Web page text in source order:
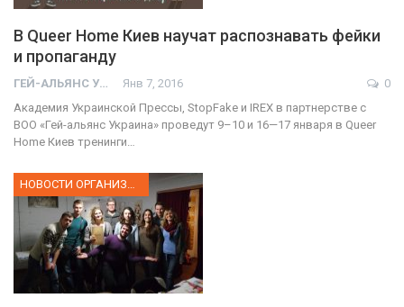
В Queer Home Киев научат распознавать фейки
и пропаганду
ГЕЙ-АЛЬЯНС УКРАИНА Янв 7, 2016
0
Академия Украинской Прессы, StopFake и IREX в партнерстве с
ВОО «Гей-альянс Украина» проведут 9–10 и 16—17 января в Queer
Home Киев тренинги…